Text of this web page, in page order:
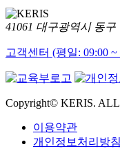
41061 대구광역시 동구
고객센터 (평일: 09:00 ~
Copyright© KERIS.
이용약관
개인정보처리방침